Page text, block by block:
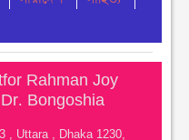
গ্যাস সংকট
Rahman Joy
Bongoshia
, Uttara , Dhaka 1230,